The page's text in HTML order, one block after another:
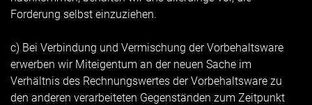
Forderung selbst einzuziehen.
c) Bei Verbindung und Vermischung der Vorbehaltsware
erwerben wir Miteigentum an der neuen Sache im
Verhältnis des Rechnungswertes der Vorbehaltsware zu
den anderen verarbeiteten Gegenständen zum Zeitpunkt